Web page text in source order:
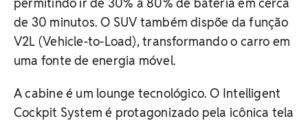
de 30 minutos. O SUV também dispõe da função
V2L (Vehicle-to-Load), transformando o carro em
uma fonte de energia móvel.
A cabine é um lounge tecnológico. O Intelligent
Cockpit System é protagonizado pela icônica tela